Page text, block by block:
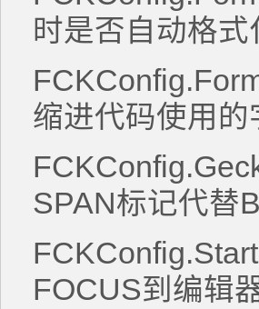
时是否自动格式
缩进代码使用的
SPAN标记代替
FOCUS到编辑